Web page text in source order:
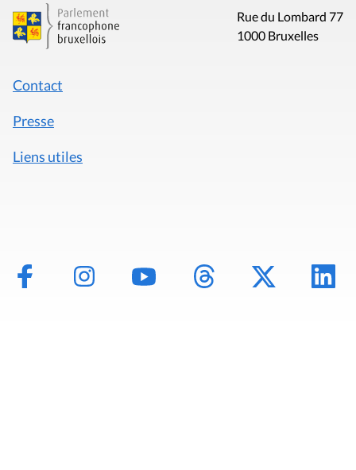
Rue du Lombard 77
1000 Bruxelles
Contact
Presse
Liens utiles